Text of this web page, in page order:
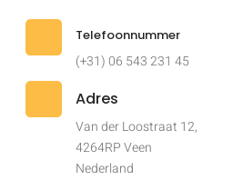
Telefoonnummer
(+31) 06 543 231 45
Adres
Van der Loostraat 12,
4264RP Veen
Nederland